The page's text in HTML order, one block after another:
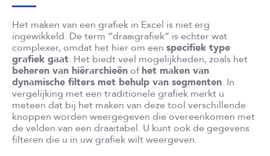
Het maken van een grafiek in Excel is niet erg
ingewikkeld. De term “draaigrafiek” is echter wat
complexer, omdat het hier om een specifiek type
grafiek gaat. Het biedt veel mogelijkheden, zoals het
beheren van hiërarchieënofhet maken van
dynamische filters met behulp van segmenten. In
vergelijking met een traditionele grafiek merkt u
meteen dat bij het maken van deze tool verschillende
knoppen worden weergegeven die overeenkomen met
de velden van een draaitabel. U kunt ook de gegevens
filteren die u in uw grafiek wilt weergeven.